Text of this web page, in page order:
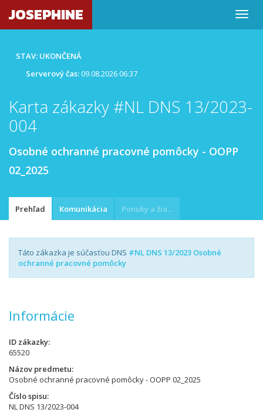
JOSEPHINE
STAV: UKONČENÁ
Serverový čas:09.08.2026 06:37
Karta zákazky #NL DNS 13/2023-
004
Osobné ochranné pracovné pomôcky - OOPP
02_2025
Prehľad Komunikácia Ponuky a žiadosti
Táto zákazka je súčasťou DNS #NL DNS 13/2023 Osobné
ochranné pracovné pomôcky
Informácie
ID zákazky
65520
Názov predmetu
Osobné ochranné pracovné pomôcky - OOPP 02_2025
Číslo spisu
NL DNS 13/2023-004